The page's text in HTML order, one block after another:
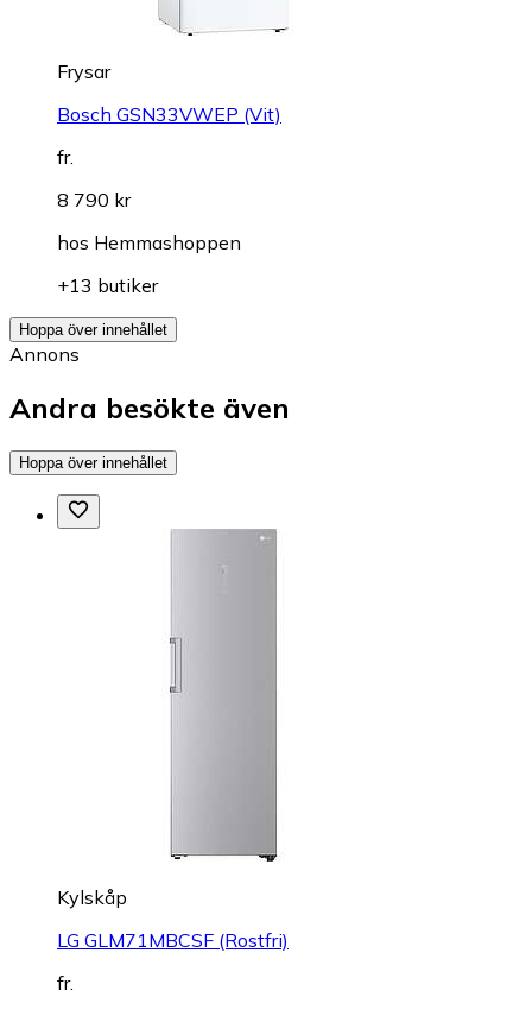
Frysar
Bosch GSN33VWEP (Vit)
fr.
8 790 kr
hos Hemmashoppen
+13 butiker
Hoppa över innehållet
Annons
Andra besökte även
Hoppa över innehållet
Kylskåp
LG GLM71MBCSF (Rostfri)
fr.